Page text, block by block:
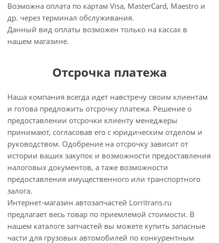
Возможна оплата по картам Visa, MasterCard, Maestro и
др. через терминал обслуживания.
Данный вид оплаты возможен только на кассах в
нашем магазине.
Отсрочка платежа
Наша компания всегда идет навстречу своим клиентам
и готова предложить отсрочку платежа. Решение о
предоставлении отсрочки клиенту менеджеры
принимают, согласовав его с юридическим отделом и
руководством. Одобрение на отсрочку зависит от
истории ваших закупок и возможности предоставления
налоговых документов, а таже возможности
предоставления имущественного или транспортного
залога.
Интернет-магазин автозапчастей Lorritrans.ru
предлагает весь товар по приемлемой стоимости. В
нашем каталоге запчастей вы можете купить запасные
части для грузовых автомобилей по конкурентным